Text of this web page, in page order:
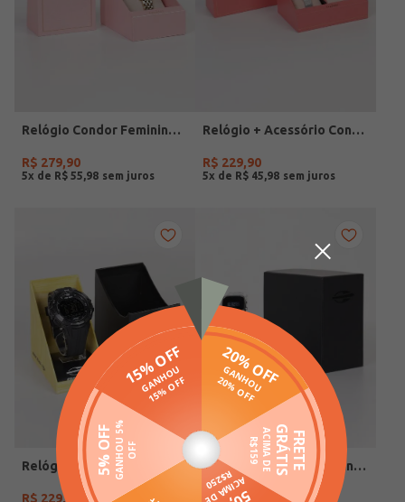
Relógio Condor Feminino DOURADO
R$ 279,90
5x de R$ 55 98
Relógio + Acessório Condor Feminino PRATA
R$ 229,90
5x de R$ 45 98
Relógio Mormaii Masculino PRETO
R$ 229,
Relógio Mormaii Feminino PRATA
R$ 299,90